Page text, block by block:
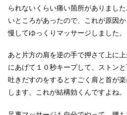
られないくらい痛い箇所がありまし
いところがあったので、これが原因
慢してゆっくりマッサージしました。
あと片方の肩を逆の手で押さて上に
にあげて１０秒キープして、ストン
吐きだすのをするとすごく肩と首が
します。これが結構効くんですよね。